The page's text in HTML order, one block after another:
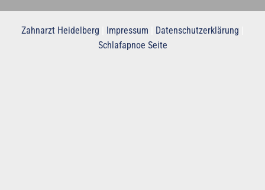
Zahnarzt Heidelberg Impressum Datenschutzerklärung
Schlafapnoe Seite